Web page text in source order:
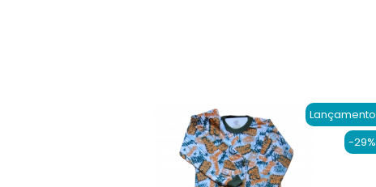
Lançamento
-29%